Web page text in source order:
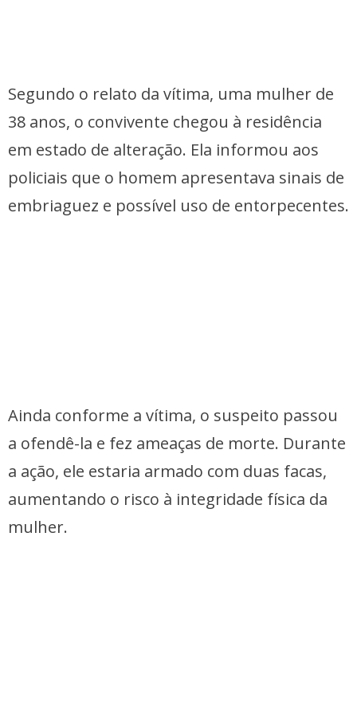
Segundo o relato da vítima, uma mulher de
38 anos, o convivente chegou à residência
em estado de alteração. Ela informou aos
policiais que o homem apresentava sinais de
embriaguez e possível uso de entorpecentes.
Ainda conforme a vítima, o suspeito passou
a ofendê-la e fez ameaças de morte. Durante
a ação, ele estaria armado com duas facas,
aumentando o risco à integridade física da
mulher.